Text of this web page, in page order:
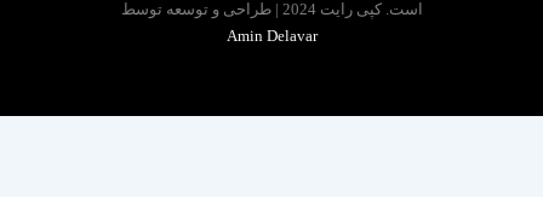
است. کپی رایت 2024 | طراحی و توسعه توسط
Amin Delavar